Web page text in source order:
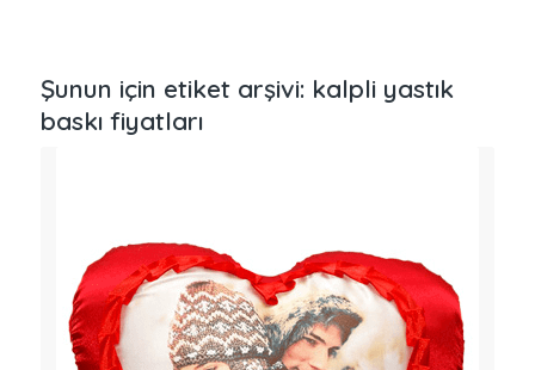
Şunun için etiket arşivi: kalpli yastık
baskı fiyatları